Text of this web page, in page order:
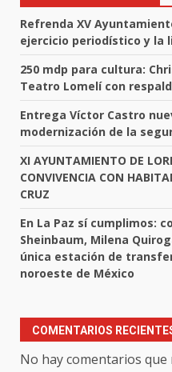
Refrenda XV
ejercicio periodístico y la
250 mdp para cultura:
Teatro Lomelí con
Entrega Víctor Castro
modernización de la
XI AYUNTAMIENTO DE
CONVIVENCIA CON
CRUZ
En La Paz sí cumplimos:
Sheinbaum, Milena
única estación de
noroeste de México
COMENTARIOS
No hay comentarios que